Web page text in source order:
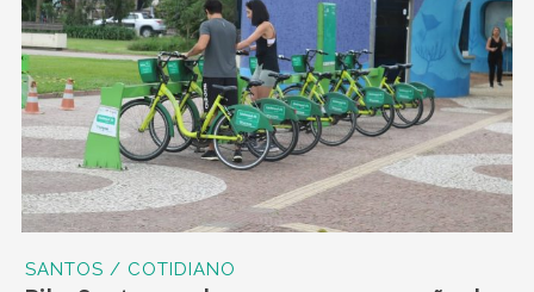
SANTOS / COTIDIANO